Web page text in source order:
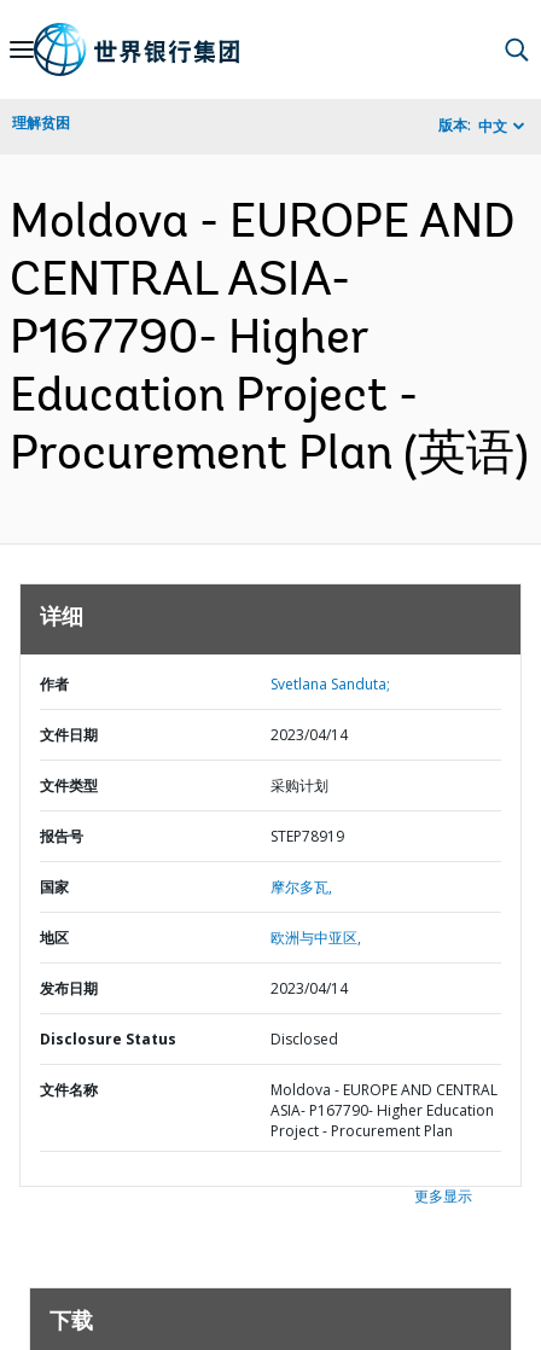
Skip
Navigation
理解贫困 版本: 中文
Moldova - EUROPE AND
CENTRAL ASIA-
P167790- Higher
Education Project -
Procurement Plan (英语)
详细
作者 Svetlana Sanduta;
文件日期 2023/04/14
文件类型 采购计划
报告号 STEP78919
国家 摩尔多瓦,
地区 欧洲与中亚区,
发布日期 2023/04/14
Disclosure Status Disclosed
文件名称
Moldova - EUROPE AND CENTRAL
ASIA- P167790- Higher Education
Project - Procurement Plan
更多显示
下载